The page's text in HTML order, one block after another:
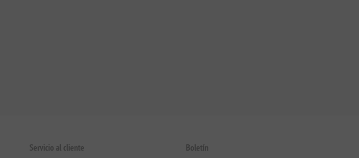
Servicio al cliente
Boletín